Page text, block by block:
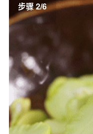
步骤 2/6